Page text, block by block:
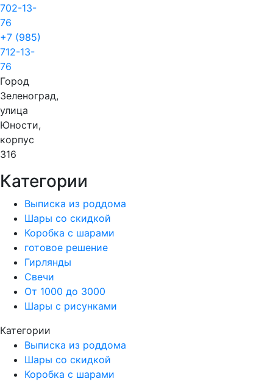
702-13-
76
+7 (985)
712-13-
76
Город
Зеленоград,
улица
Юности,
корпус
316
Категории
Выписка из роддома
Шары со скидкой
Коробка с шарами
готовое решение
Гирлянды
Свечи
От 1000 до 3000
Шары с рисунками
Категории
Выписка из роддома
Шары со скидкой
Коробка с шарами